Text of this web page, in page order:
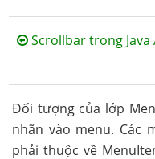
Scrollbar trong Java
Đối tượng của lớp
nhãn vào menu. Các
phải thuộc về